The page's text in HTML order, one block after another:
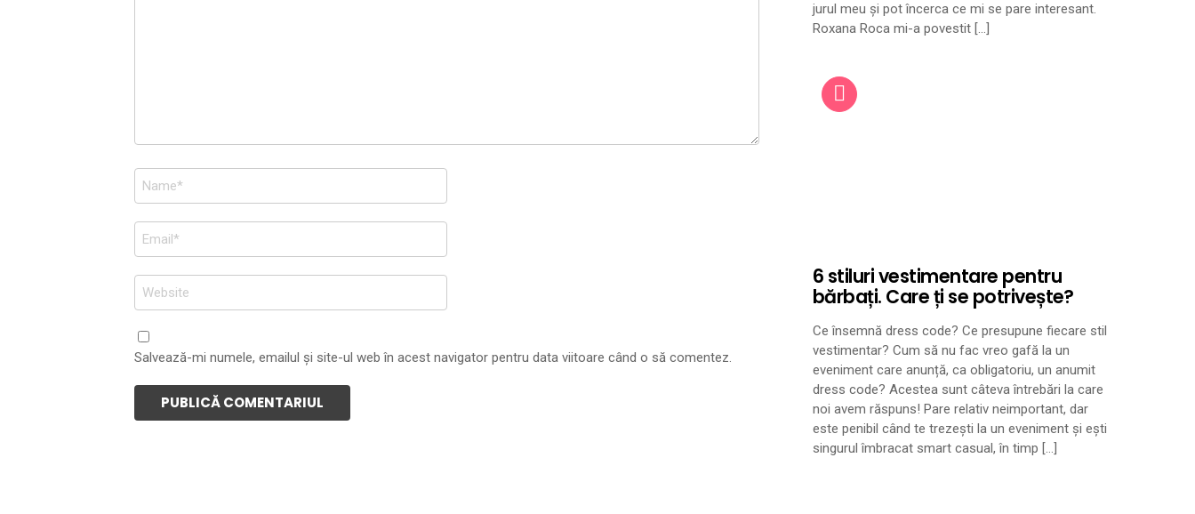
Nume
*
Email
*
Site
web
Salvează-mi numele, emailul și site-ul web în acest navigator pentru data viitoare când o să comentez.
jurul meu și pot încerca ce mi se pare interesant.
Roxana Roca mi-a povestit […]
6 stiluri vestimentare pentru
bărbați. Care ți se potrivește?
Ce însemnă dress code? Ce presupune fiecare stil
vestimentar? Cum să nu fac vreo gafă la un
eveniment care anunță, ca obligatoriu, un anumit
dress code? Acestea sunt câteva întrebări la care
noi avem răspuns! Pare relativ neimportant, dar
este penibil când te trezești la un eveniment și ești
singurul îmbracat smart casual, în timp […]